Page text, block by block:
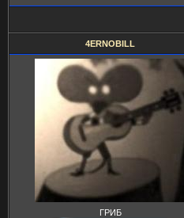
4ERNOBILL
ГРИБ